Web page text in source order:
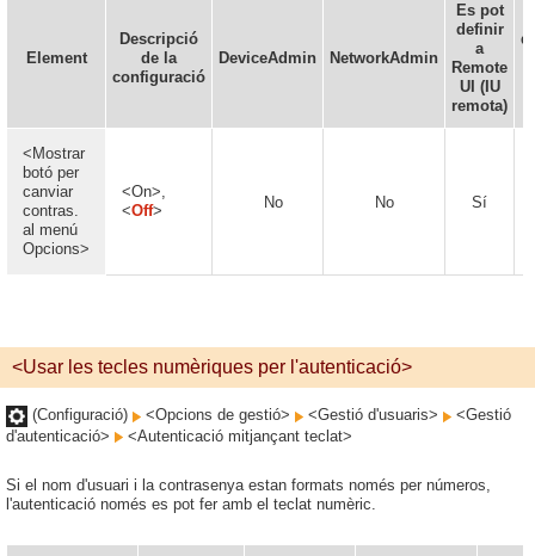
Element
Descripció
de la
configuració
DeviceAdmin NetworkAdmin
Es pot
definir
a
Remote
UI (IU
remota)
<Mostrar
botó per
canviar
contras.
al menú
Opcions>
<On>,
<Off> No No Sí
<Usar les tecles numèriques per l'autenticació>
(Configuració) <Opcions de gestió> <Gestió d'usuaris>
<Gestió
d'autenticació>
<Autenticació mitjançant teclat>
Si el nom d'usuari i la contrasenya estan formats només per números,
l'autenticació només es pot fer amb el teclat numèric.